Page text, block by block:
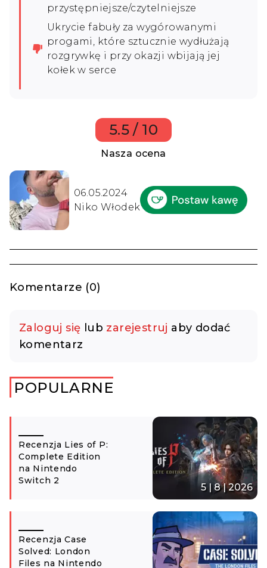
przystępniejsze/czytelniejsze
Ukrycie fabuły za wygórowanymi
progami, które sztucznie wydłużają
rozgrywkę i przy okazji wbijają jej
kołek w serce
5.5 / 10
Nasza ocena
06.05.2024
Niko Włodek
Komentarze (0)
Zaloguj się lub zarejestruj aby dodać
komentarz
POPULARNE
Recenzja Lies of P:
Complete Edition
na Nintendo
Switch 2
5 | 8 | 2026
Recenzja Case
Solved: London
Files na Nintendo